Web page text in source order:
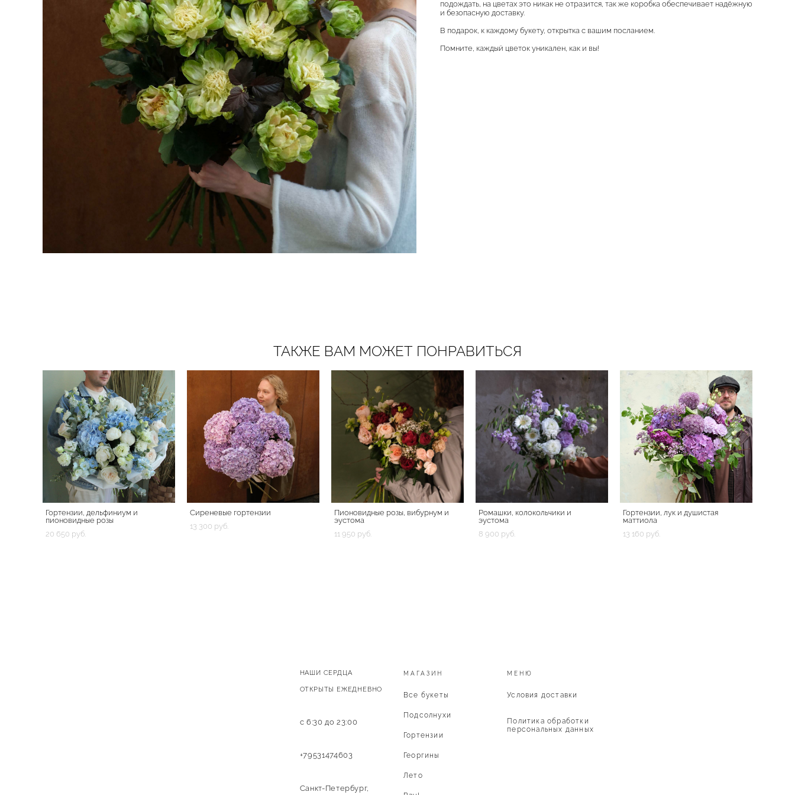
подождать, на цветах это никак не отразится, так же коробка обеспечивает надёжную
и безопасную доставку.
В подарок, к каждому букету, открытка с вашим посланием.
Помните, каждый цветок уникален, как и вы!
ТАКЖЕ ВАМ МОЖЕТ ПОНРАВИТЬСЯ
Гортензии, дельфиниум и
пионовидные розы
20 650 pуб.
Сиреневые гортензии
13 300 pуб.
Пионовидные розы, вибурнум и
эустома
11 950 pуб.
Ромашки, колокольчики и
эустома
8 900 pуб.
Гортензии, лук и душистая
маттиола
13 160 pуб.
НАШИ СЕРДЦА
ОТКРЫТЫ ЕЖЕДНЕВНО
с 6:30 до 23:00
+79531474603
Санкт-Петербург,
МАГАЗИН
Все букеты
Подсолнухи
Гортензии
Георгины
Лето
МЕНЮ
Условия доставки
Политика обработки
персональных данных